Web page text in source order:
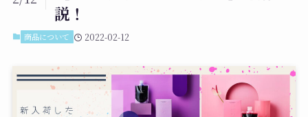
説！
商品について 2022-02-12